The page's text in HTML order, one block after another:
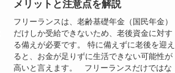
メリットと注意点を解説
フリーランスは、老齢基礎年金（国民年金）
だけしか受給できないため、老後資金に対す
る備えが必要です。 特に備えずに老後を迎え
ると、お金が足りずに生活できない可能性が
高いと言えます。 フリーランスだけではな